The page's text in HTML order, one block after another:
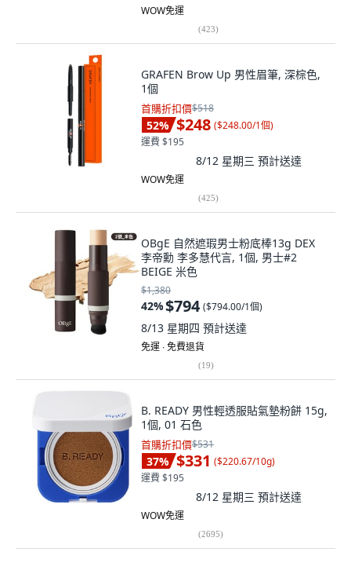
WOW免運
(423)
GRAFEN Brow Up 男性眉筆, 深棕色,
1個
首購折扣價$518
52% $248 ($248.00/1個)
運費 $195
8/12 星期三 預計送達
WOW免運
(425)
OBgE 自然遮瑕男士粉底棒13g DEX
李帝勳 李多慧代言, 1個, 男士#2
BEIGE 米色
$1,380
42%$794 ($794.00/1個)
8/13 星期四 預計送達
免運 ∙ 免費退貨
(19)
B. READY 男性輕透服貼氣墊粉餅 15g,
1個, 01 石色
首購折扣價$531
37% $331 ($220.67/10g)
運費 $195
8/12 星期三 預計送達
WOW免運
(2695)